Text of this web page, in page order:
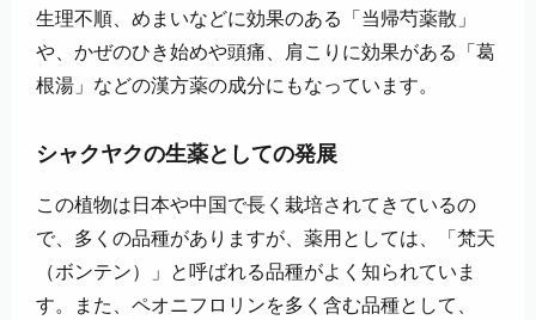
生理不順、めまいなどに効果のある「当帰芍薬散」
や、かぜのひき始めや頭痛、肩こりに効果がある「葛
根湯」などの漢方薬の成分にもなっています。
シャクヤクの生薬としての発展
この植物は日本や中国で長く栽培されてきているの
で、多くの品種がありますが、薬用としては、「梵天
（ボンテン）」と呼ばれる品種がよく知られていま
す。また、ペオニフロリンを多く含む品種として、